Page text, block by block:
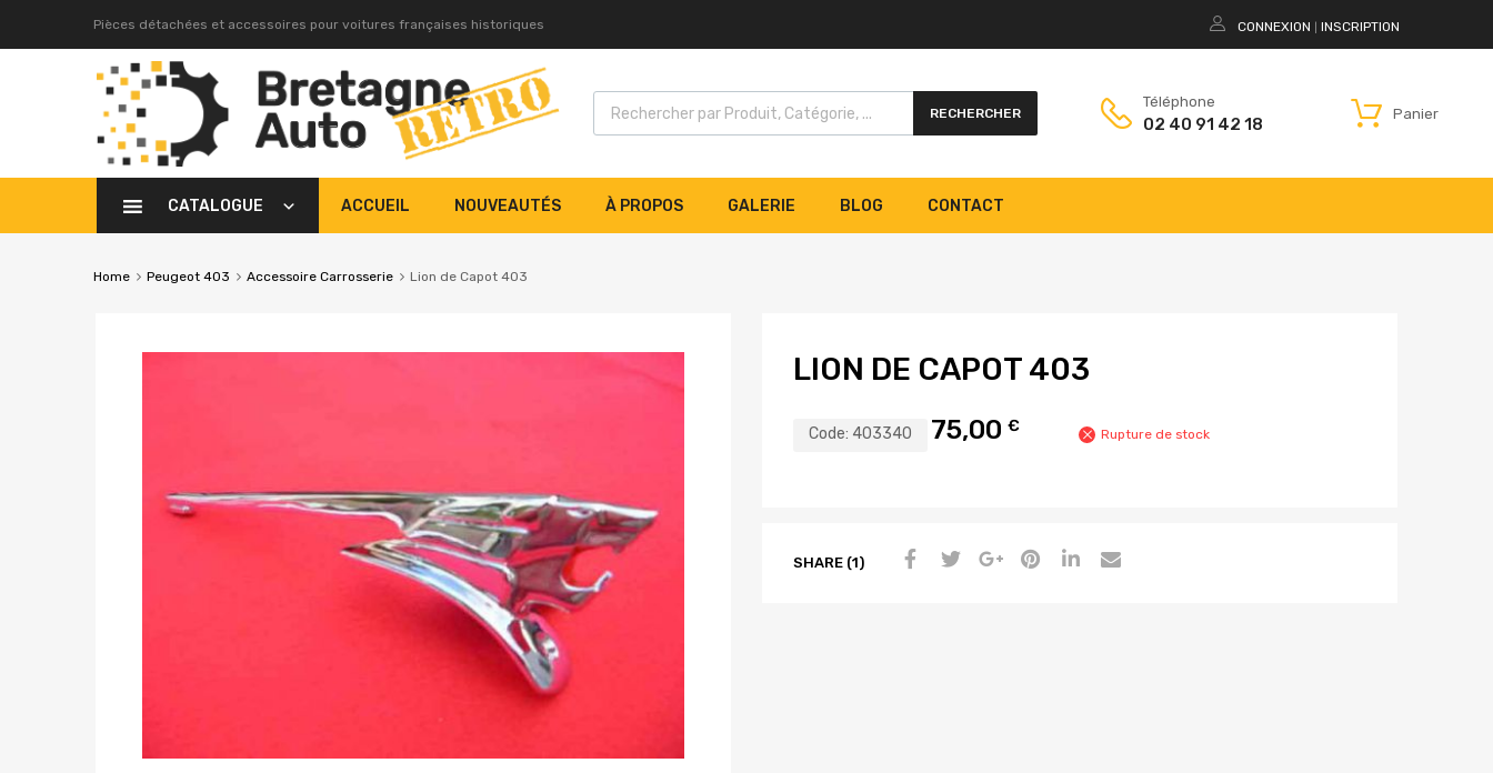
Pièces détachées et accessoires pour voitures françaises historiques CONNEXION INSCRIPTION
RECHERCHER
Téléphone
02 40 91 42 18
Panier
CATALOGUE ACCUEIL NOUVEAUTÉS À PROPOS GALERIE BLOG CONTACT
Home Peugeot 403 Accessoire Carrosserie Lion de Capot 403
LION DE CAPOT 403
Code: 403340 75,00 € Rupture de stock
SHARE (1)